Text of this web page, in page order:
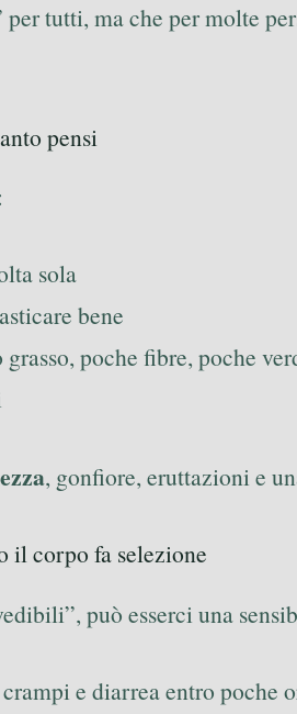
tutti, ma che per molte
pensi
sola
bene
poche fibre, poche
, gonfiore, eruttazioni e
il corpo fa selezione
può esserci una
e diarrea entro poche